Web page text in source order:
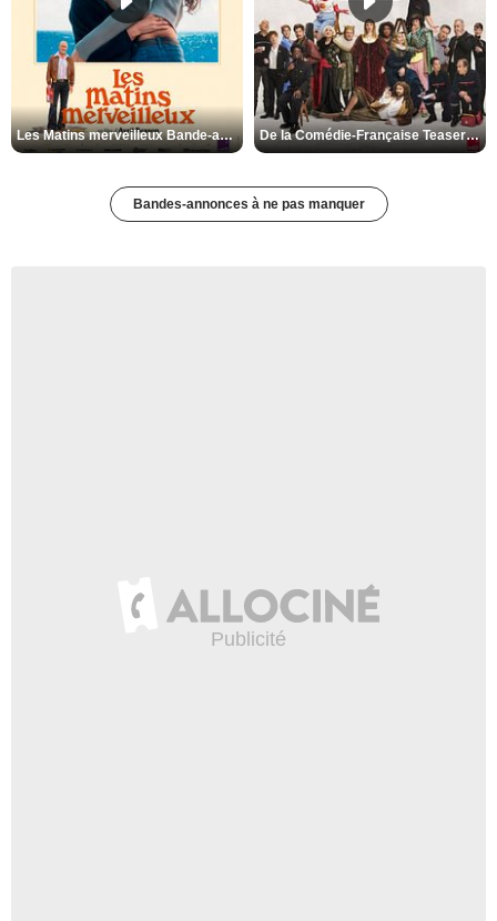
Les Matins merveilleux Bande-annonce VF De la Comédie-Française Teaser VF
Bandes-annonces à ne pas manquer